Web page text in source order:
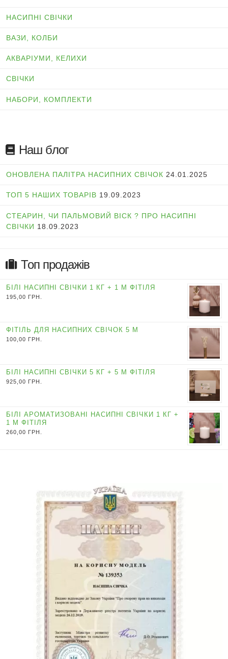
НАСИПНІ СВІЧКИ
ВАЗИ, КОЛБИ
АКВАРІУМИ, КЕЛИХИ
СВІЧКИ
НАБОРИ, КОМПЛЕКТИ
Наш блог
ОНОВЛЕНА ПАЛІТРА НАСИПНИХ СВІЧОК 24.01.2025
ТОП 5 НАШИХ ТОВАРІВ 19.09.2023
СТЕАРИН, ЧИ ПАЛЬМОВИЙ ВІСК ? ПРО НАСИПНІ
СВІЧКИ 18.09.2023
Топ продажів
БІЛІ НАСИПНІ СВІЧКИ 1 КГ + 1 М ФІТІЛЯ
195,00 ГРН.
ФІТІЛЬ ДЛЯ НАСИПНИХ СВІЧОК 5 М
100,00 ГРН.
БІЛІ НАСИПНІ СВІЧКИ 5 КГ + 5 М ФІТІЛЯ
925,00 ГРН.
БІЛІ АРОМАТИЗОВАНІ НАСИПНІ СВІЧКИ 1 КГ +
1 М ФІТІЛЯ
260,00 ГРН.